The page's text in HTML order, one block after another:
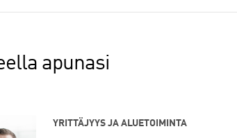
apunasi
YRITTÄJYYS JA ALUETOIMINTA